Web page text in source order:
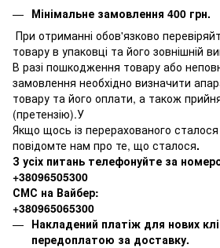
Мінімальне замовлення 400 грн.
При отриманні обов'язково
товару в упаковці та його зовнішній
В разі пошкодження товару або
замовлення необхідно визначити
товару та його оплати, а також
(претензію).У
Якщо щось із перерахованого
повідомте нам про те, що сталося.
З усіх питань телефонуйте за
+38096505300
СМС на Вайбер:
+380965065300
Накладений платіж для нових
передоплатою за доставку.